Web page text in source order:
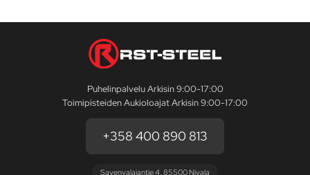
Puhelinpalvelu Arkisin 9:00-17:00
Toimipisteiden Aukioloajat Arkisin 9:00-17:00
+358 400 890 813
Savenvalajantie 4, 85500 Nivala